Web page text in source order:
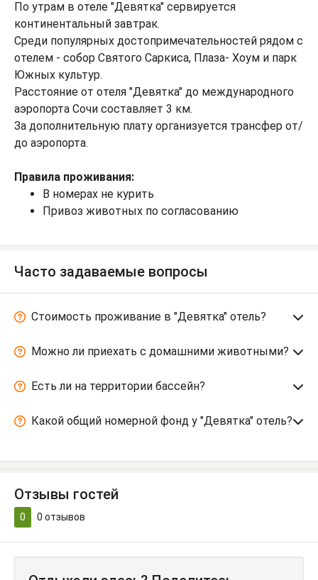
По утрам в отеле "Девятка" сервируется
континентальный завтрак.
Среди популярных достопримечательностей рядом с
отелем - собор Святого Саркиса, Плаза- Хоум и парк
Южных культур.
Расстояние от отеля "Девятка" до международного
аэропорта Сочи составляет 3 км.
За дополнительную плату организуется трансфер от/
до аэропорта.
Правила проживания:
В номерах не курить
Привоз животных по согласованию
Часто задаваемые вопросы
Стоимость проживание в "Девятка" отель?
Можно ли приехать с домашними животными?
Есть ли на территории бассейн?
Какой общий номерной фонд у "Девятка" отель?
Отзывы гостей
0 0 отзывов